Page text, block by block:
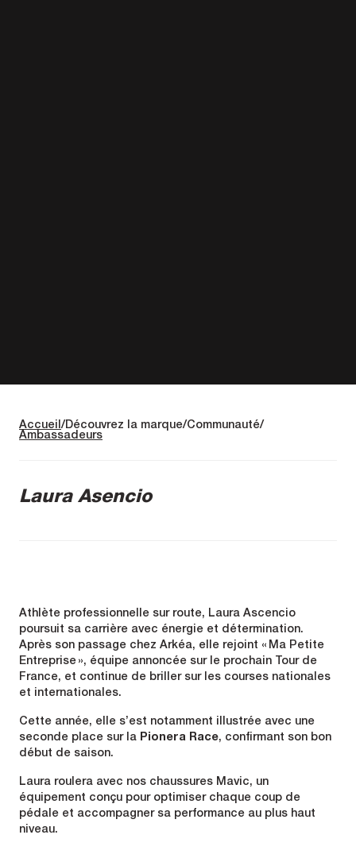
Accueil Découvrez la marque Communauté
Ambassadeurs
Laura Asencio
Athlète professionnelle sur route, Laura Ascencio
poursuit sa carrière avec énergie et détermination.
Après son passage chez Arkéa, elle rejoint « Ma Petite
Entreprise », équipe annoncée sur le prochain Tour de
France, et continue de briller sur les courses nationales
et internationales.
Cette année, elle s’est notamment illustrée avec une
seconde place sur la Pionera Race, confirmant son bon
début de saison.
Laura roulera avec nos chaussures Mavic, un
équipement conçu pour optimiser chaque coup de
pédale et accompagner sa performance au plus haut
niveau.